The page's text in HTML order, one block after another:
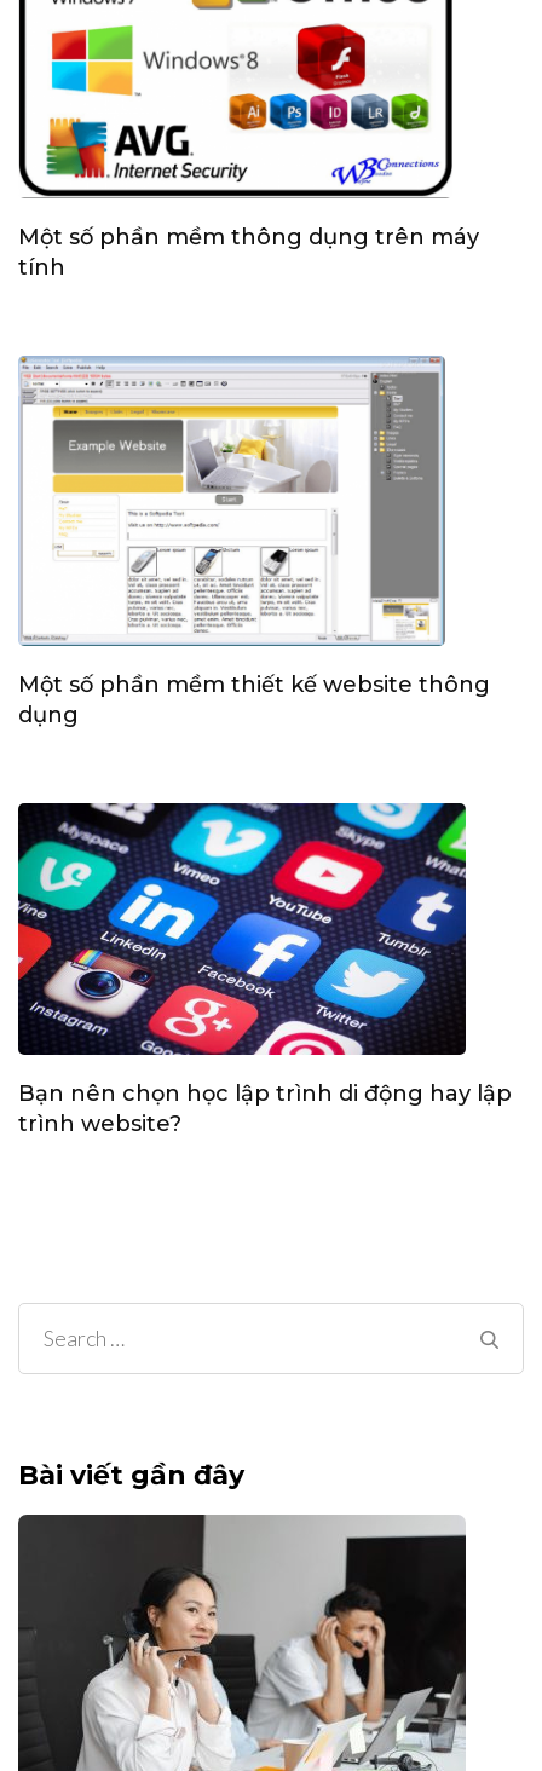
Một số phần mềm thông dụng trên máy
tính
Một số phần mềm thiết kế website thông
dụng
Bạn nên chọn học lập trình di động hay lập
trình website?
Search
for:
Bài viết gần đây